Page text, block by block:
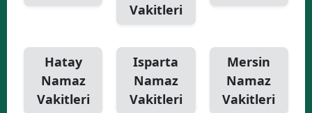
Vakitleri
Hatay
Namaz
Vakitleri
Isparta
Namaz
Vakitleri
Mersin
Namaz
Vakitleri